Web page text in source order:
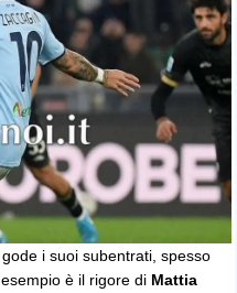
i suoi subentrati, spesso
è il rigore di Mattia